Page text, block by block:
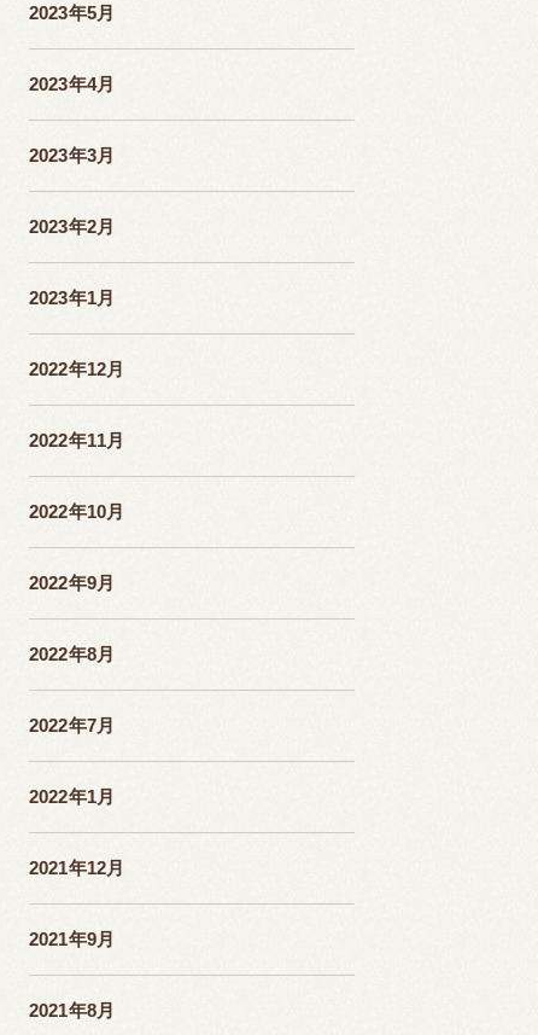
2023年5月
2023年4月
2023年3月
2023年2月
2023年1月
2022年12月
2022年11月
2022年10月
2022年9月
2022年8月
2022年7月
2022年1月
2021年12月
2021年9月
2021年8月